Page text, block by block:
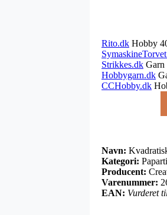
Rito.dk Hobby
Strikkes.dk Garn
Hobbygarn.dk
CCHobby.dk
Navn:
Kategori:
Producent:
Varenummer:
EAN: Vurderet